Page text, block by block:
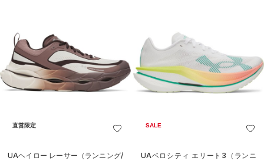
直営限定
UAヘイロー レーサー（ランニング/
SALE
UAベロシティ エリート3（ランニ